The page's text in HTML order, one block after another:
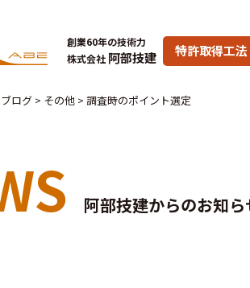
創業60年の技術力
株式会社 阿部技建 特許取得工法
ログ > その他 > 調査時のポイント選定
阿部技建からのお知ら